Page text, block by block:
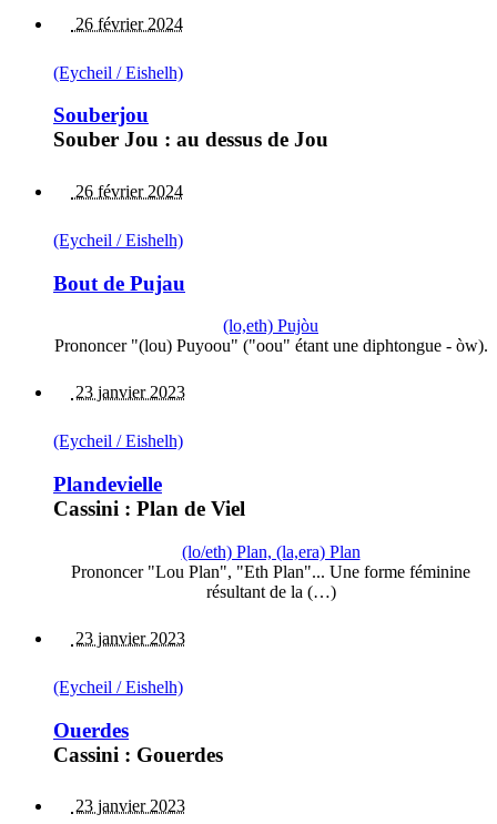
26 février 2024
(Eycheil / Eishelh)
Souberjou
Souber Jou : au dessus de Jou
26 février 2024
(Eycheil / Eishelh)
Bout de Pujau
(lo,eth) Pujòu
Prononcer "(lou) Puyoou" ("oou" étant une diphtongue - òw).
23 janvier 2023
(Eycheil / Eishelh)
Plandevielle
Cassini : Plan de Viel
(lo/eth) Plan, (la,era) Plan
Prononcer "Lou Plan", "Eth Plan"... Une forme féminine
résultant de la (…)
23 janvier 2023
(Eycheil / Eishelh)
Ouerdes
Cassini : Gouerdes
23 janvier 2023